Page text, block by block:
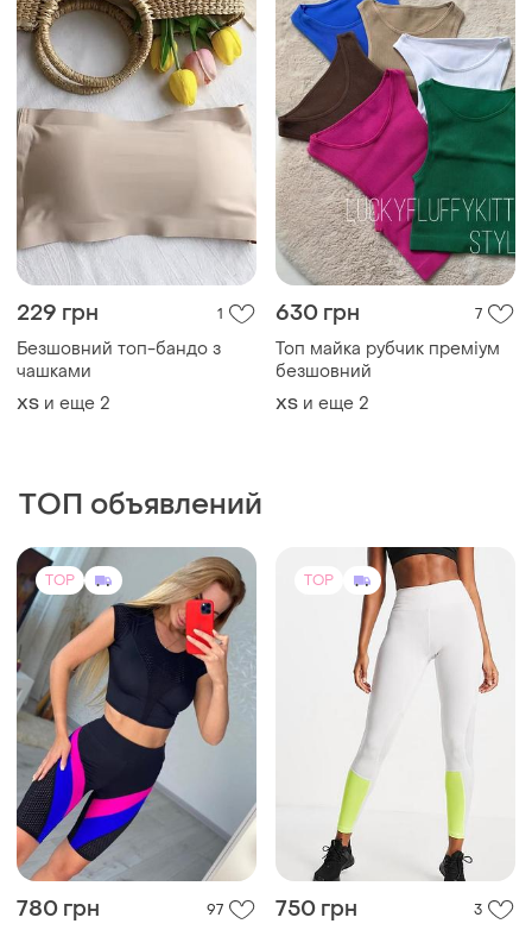
229 грн 1
Безшовний топ-бандо з
чашками
ХS и еще 2
630 грн 7
Топ майка рубчик преміум
безшовний
ХS и еще 2
ТОП объявлений
TOP
780 грн 97
TOP
750 грн 3